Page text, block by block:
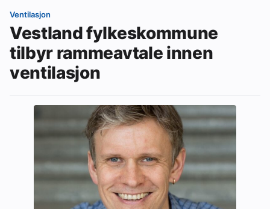
Ventilasjon
Vestland fylkeskommune
tilbyr rammeavtale innen
ventilasjon